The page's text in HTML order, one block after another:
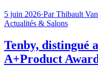
5 juin 2026·Par Thibault
Actualités & Salons
Tenby, distingué
A+Product